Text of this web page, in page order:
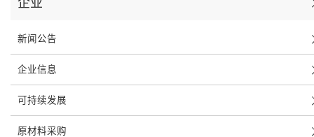
新闻公告
企业信息
可持续发展
原材料采购